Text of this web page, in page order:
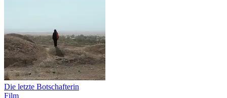
Die letzte Botschafterin
Film